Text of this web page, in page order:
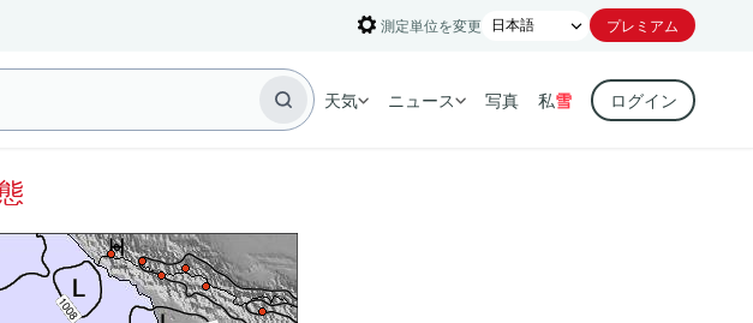
測定単位を変更 プレミアム
天気 ニュース 写真 私雪 ログイン